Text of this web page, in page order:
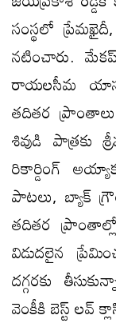
సంస్థలో
నటించారు.
రాయలసీమ యాస
తదితర
శివుడి పాత్రకు
రికార్డింగ్
పాటలు, బ్యాక్
తదితర
విడుదలైన
దగ్గరకు
వెంకీకి బెస్ట్ లవ్